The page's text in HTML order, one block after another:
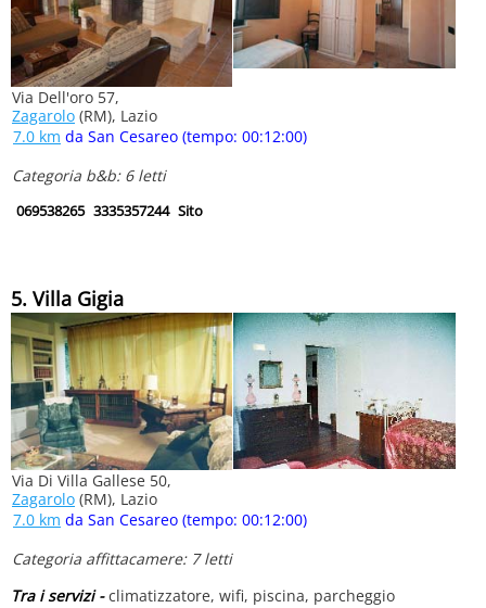
Via Dell'oro 57,
Zagarolo (RM), Lazio
7.0 km da San Cesareo (tempo: 00:12:00)
Categoria b&b: 6 letti
069538265 3335357244 Sito
5. Villa Gigia
Via Di Villa Gallese 50,
Zagarolo (RM), Lazio
7.0 km da San Cesareo (tempo: 00:12:00)
Categoria affittacamere: 7 letti
Tra i servizi -climatizzatore, wifi, piscina, parcheggio